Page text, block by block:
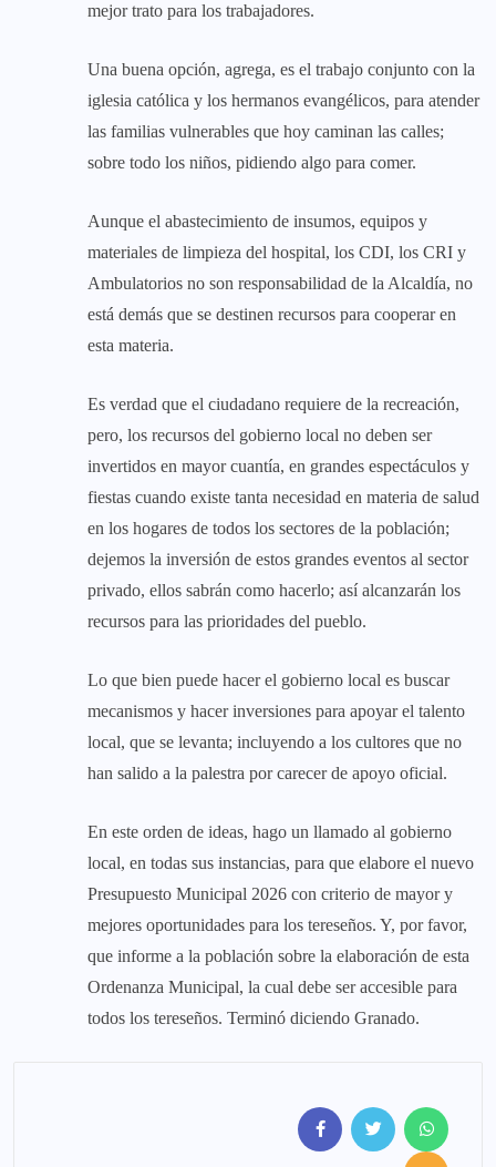
mejor trato para los trabajadores.
Una buena opción, agrega, es el trabajo conjunto con la
iglesia católica y los hermanos evangélicos, para atender
las familias vulnerables que hoy caminan las calles;
sobre todo los niños, pidiendo algo para comer.
Aunque el abastecimiento de insumos, equipos y
materiales de limpieza del hospital, los CDI, los CRI y
Ambulatorios no son responsabilidad de la Alcaldía, no
está demás que se destinen recursos para cooperar en
esta materia.
Es verdad que el ciudadano requiere de la recreación,
pero, los recursos del gobierno local no deben ser
invertidos en mayor cuantía, en grandes espectáculos y
fiestas cuando existe tanta necesidad en materia de salud
en los hogares de todos los sectores de la población;
dejemos la inversión de estos grandes eventos al sector
privado, ellos sabrán como hacerlo; así alcanzarán los
recursos para las prioridades del pueblo.
Lo que bien puede hacer el gobierno local es buscar
mecanismos y hacer inversiones para apoyar el talento
local, que se levanta; incluyendo a los cultores que no
han salido a la palestra por carecer de apoyo oficial.
En este orden de ideas, hago un llamado al gobierno
local, en todas sus instancias, para que elabore el nuevo
Presupuesto Municipal 2026 con criterio de mayor y
mejores oportunidades para los tereseños. Y, por favor,
que informe a la población sobre la elaboración de esta
Ordenanza Municipal, la cual debe ser accesible para
todos los tereseños. Terminó diciendo Granado.